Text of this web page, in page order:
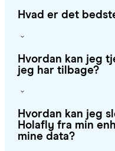
Hvad er det
Hvordan kan jeg
jeg har tilbage?
Hvordan kan jeg
Holafly fra min
mine data?